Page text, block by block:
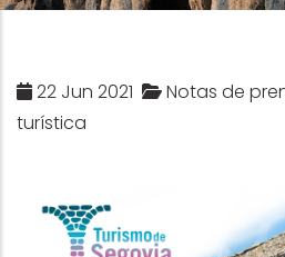
22 Jun 2021
Notas de
turística